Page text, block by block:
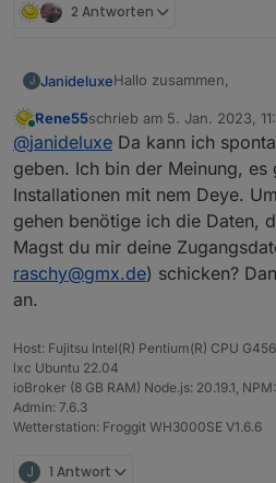
2 Antworten
J JanideluxeHallo zusammen,
ich habe neben
Umrichter nun noch
Deye SUN600G3
mit Solarmanapp) und
Jetzt ist mir
mehr Datenpunkte
(Totalproduktion,
komplett). Liefert der
Online
Rene55schrieb am 5. Jan. 2023,
zuletzt editiert von
@janideluxe Da kann ich
geben. Ich bin der Meinung, es
Installationen mit nem Deye.
gehen benötige ich die Daten,
Magst du mir deine
raschy@gmx.de) schicken?
an.
Host: Fujitsu Intel(R) Pentium(R) CPU
lxc Ubuntu 22.04
ioBroker (8 GB RAM) Node.js: 20.19.1,
Admin: 7.6.3
Wetterstation: Froggit WH3000SE V1.6.6
J 1 Antwort